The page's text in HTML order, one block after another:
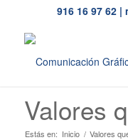
916 16 97 62|
Valores
Estás en: Inicio / Valores